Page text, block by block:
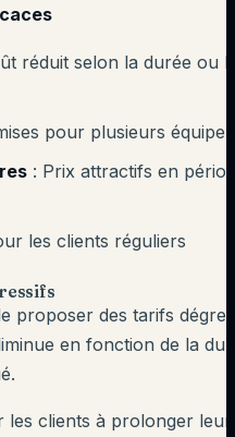
réduit selon la durée ou
pour plusieurs
: Prix attractifs en
les clients réguliers
proposer des tarifs
en fonction de la
les clients à prolonger leur